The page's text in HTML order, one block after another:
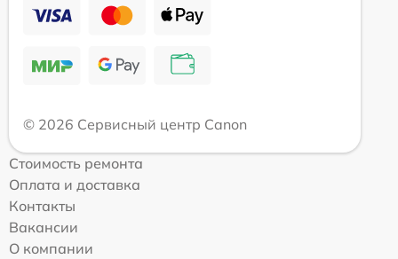
© 2026 Сервисный центр Canon
Стоимость ремонта
Оплата и доставка
Контакты
Вакансии
О компании